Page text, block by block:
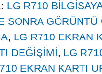
LG R710
SONRA GÖRÜNTÜ
, LG R710 EKRAN
DEĞİŞİMİ, LG
EKRAN KARTI